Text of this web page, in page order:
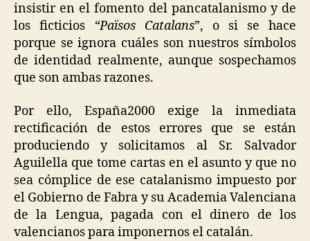
insistir en el fomento del pancatalanismo y de
los ficticios “Països Catalans”, o si se hace
porque se ignora cuáles son nuestros símbolos
de identidad realmente, aunque sospechamos
que son ambas razones.
Por ello, España2000 exige la inmediata
rectificación de estos errores que se están
produciendo y solicitamos al Sr. Salvador
Aguilella que tome cartas en el asunto y que no
sea cómplice de ese catalanismo impuesto por
el Gobierno de Fabra y su Academia Valenciana
de la Lengua, pagada con el dinero de los
valencianos para imponernos el catalán.